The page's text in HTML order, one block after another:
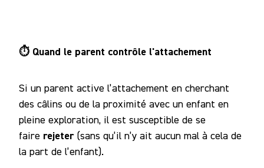
⏱️ Quand le parent contrôle l'attachement
Si un parent active l’attachement en cherchant
des câlins ou de la proximité avec un enfant en
pleine exploration, il est susceptible de se
faire rejeter(sans qu’il n’y ait aucun mal à cela de
la part de l’enfant).